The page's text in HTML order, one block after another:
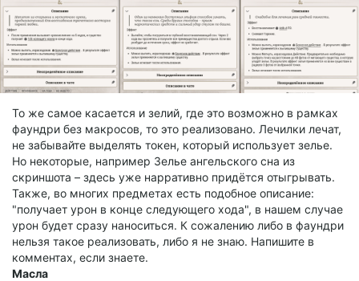
То же самое касается и зелий, где это возможно в рамках
фаундри без макросов, то это реализовано. Лечилки лечат,
не забывайте выделять токен, который использует зелье.
Но некоторые, например Зелье ангельского сна из
скриншота – здесь уже нарративно придётся отыгрывать.
Также, во многих предметах есть подобное описание:
"получает урон в конце следующего хода", в нашем случае
урон будет сразу наноситься. К сожалению либо в фаундри
нельзя такое реализовать, либо я не знаю. Напишите в
комментах, если знаете.
Масла